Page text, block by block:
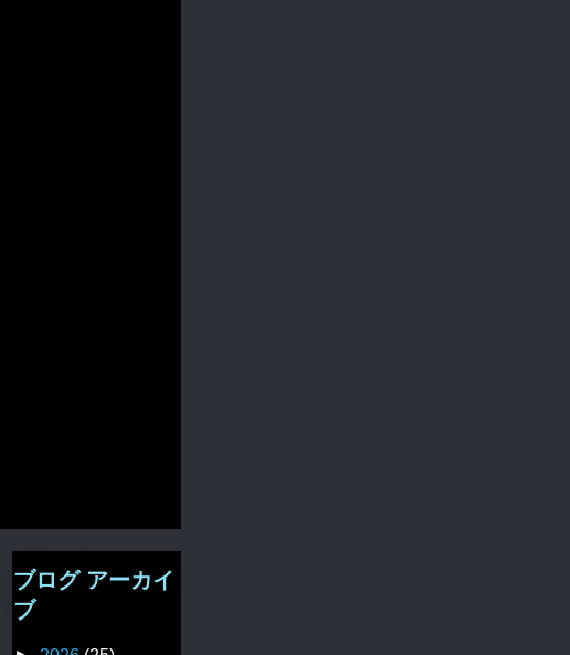
ブログ アーカイ
ブ